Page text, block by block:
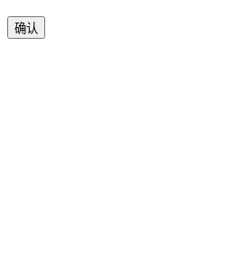
确认